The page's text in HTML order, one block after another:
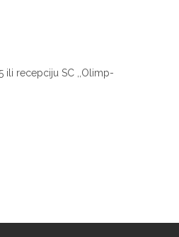
ili recepciju SC ,,Olimp-